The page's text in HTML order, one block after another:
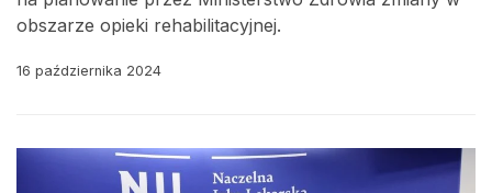
obszarze opieki rehabilitacyjnej.
16 października 2024